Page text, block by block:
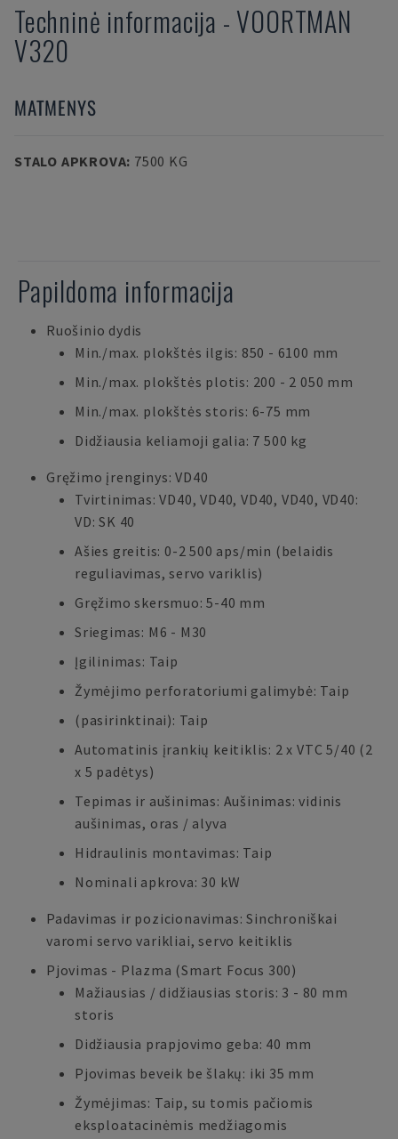
Techninė informacija - VOORTMAN
V320
MATMENYS
STALO APKROVA: 7500 KG
Papildoma informacija
Ruošinio dydis
Min./max. plokštės ilgis: 850 - 6100 mm
Min./max. plokštės plotis: 200 - 2 050 mm
Min./max. plokštės storis: 6-75 mm
Didžiausia keliamoji galia: 7 500 kg
Gręžimo įrenginys: VD40
Tvirtinimas: VD40, VD40, VD40, VD40, VD40:
VD: SK 40
Ašies greitis: 0-2 500 aps/min (belaidis
reguliavimas, servo variklis)
Gręžimo skersmuo: 5-40 mm
Sriegimas: M6 - M30
Įgilinimas: Taip
Žymėjimo perforatoriumi galimybė: Taip
(pasirinktinai): Taip
Automatinis įrankių keitiklis: 2 x VTC 5/40 (2
x 5 padėtys)
Tepimas ir aušinimas: Aušinimas: vidinis
aušinimas, oras / alyva
Hidraulinis montavimas: Taip
Nominali apkrova: 30 kW
Padavimas ir pozicionavimas: Sinchroniškai
varomi servo varikliai, servo keitiklis
Pjovimas - Plazma (Smart Focus 300)
Mažiausias / didžiausias storis: 3 - 80 mm
storis
Didžiausia prapjovimo geba: 40 mm
Pjovimas beveik be šlakų: iki 35 mm
Žymėjimas: Taip, su tomis pačiomis
eksploatacinėmis medžiagomis